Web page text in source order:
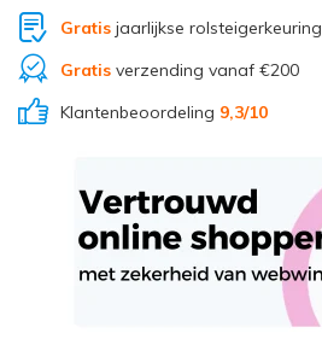
Gratisjaarlijkse rolsteigerkeuring
Gratisverzending vanaf €200
Klantenbeoordeling 9,3/10